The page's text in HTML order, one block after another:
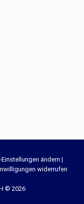
ändern |
widerrufen
© 2026